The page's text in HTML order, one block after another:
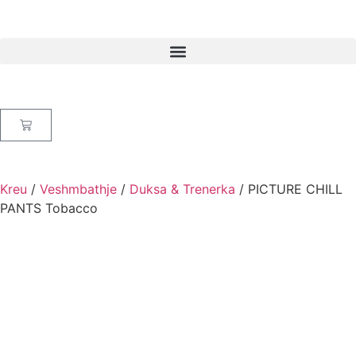
Kreu / Veshmbathje / Duksa & Trenerka / PICTURE CHILL
PANTS Tobacco